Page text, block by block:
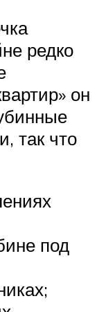
редко
он
так что
под